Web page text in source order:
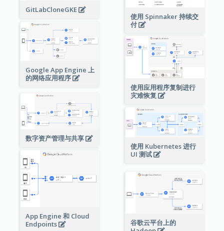
使用 Spinnaker 持续交
付
GitLabCloneGKE
Google App Engine 上
的网络应用程序
使用应用程序复制进行
灾难恢复
数字资产管理与共享
使用 Kubernetes 进行
UI 测试
App Engine 和 Cloud
Endpoints
谷歌云平台上的